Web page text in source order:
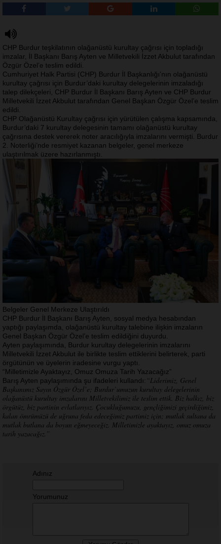
CHP Burdur teşkilatının olağanüstü kurultay çağrısı için topladığı
imzalar, İl Başkanı Barış Ayten ve Milletvekili İzzet Akbulut tarafından
Özgür Özel’e teslim edildi.
Cumhuriyet Halk Partisi (CHP) Burdur İl Başkanlığı'nın olağanüstü
kurultay çağrısı için Burdur’daki kurultay delegelerinin imzaladığı
talep dilekçeleri, CHP Burdur İl Başkanı Barış Ayten ve CHP Burdur
Milletvekili İzzet Akbulut tarafından Genel Başkan Özgür Özel’e teslim
edildi.
CHP Olağanüstü Kurultay çağrısı için yürütülen çalışma kapsamında,
Burdur’daki 7 kurultay delegesinin tamamı olağanüstü kurultay
çağrısına destek vererek noter aracılığıyla imzalarını vermişti. Burdur
2. Noterliği’nde resmiyet kazanan belgeler, genel merkeze
ulaştırılmak üzere hazırlanmıştı.
Belgeler Genel Merkeze Ulaştırıldı
CHP Burdur İl Başkanı Barış Ayten, sosyal medya hesabından
yaptığı paylaşımda, olağanüstü kurultay talebine ilişkin imzaların
Genel Başkan Özgür Özel’e teslim edildiğini duyurdu.
Ayten paylaşımında, Burdur kurultay delegelerinin imzalarını
Milletvekili İzzet Akbulut ile birlikte teslim ettiklerini belirterek, parti
örgütünün ve üyelerin iradesine vurgu yaptı.
“Milletimizle Ayaktayız, Omuz Omuza Tarih Yazacağız”
Barış Ayten paylaşımında şu ifadeleri kullandı: “Liderimiz, Genel
Başkanımız Sayın Özgür Özel’e; Burdur’umuzun kurultay delegelerinin
olağanüstü kurultay imzalarını Milletvekilimiz ile teslim ettik. Biz halkız, biz
örgütüz, biz partinin evlatlarıyız. Çocukluğumuzu, gençliğimizi geçirdiğimiz,
kalan ömrümüzü de uğruna feda edeceğimiz partimiz için; mutlak sultana da
mutlak butlana da boyun eğmeyeceğiz. Milletimizle ayaktayız, omuz omuza
tarih yazacağız.”
Adınız
Yorumunuz